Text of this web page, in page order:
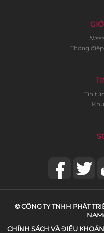
Thông
Tin
© CÔNG TY TNHH PHÁT
CHÍNH SÁCH VÀ ĐIỀU KHOẢN